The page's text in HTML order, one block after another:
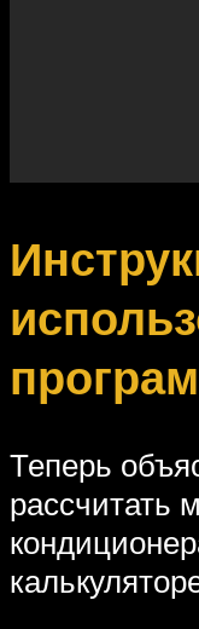
Теперь
рассчитать